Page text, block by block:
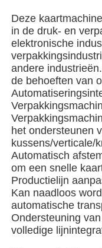
Over ons
Fabriekstocht
Kwaliteitscontrole
Neem contact
nieuws
Gevallen
Deze
in de druk- en
elektronische
andere
de behoeften van
het ondersteunen
kussens/verticale/
Automatisch
om een snelle
Productielijn
Kan naadloos
automatische
Ondersteuning
volledige